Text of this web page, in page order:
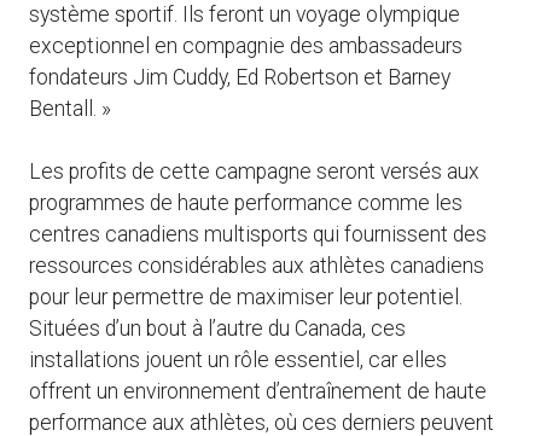
système sportif. Ils feront un voyage olympique
exceptionnel en compagnie des ambassadeurs
fondateurs Jim Cuddy, Ed Robertson et Barney
Bentall. »
Les profits de cette campagne seront versés aux
programmes de haute performance comme les
centres canadiens multisports qui fournissent des
ressources considérables aux athlètes canadiens
pour leur permettre de maximiser leur potentiel.
Situées d’un bout à l’autre du Canada, ces
installations jouent un rôle essentiel, car elles
offrent un environnement d’entraînement de haute
performance aux athlètes, où ces derniers peuvent